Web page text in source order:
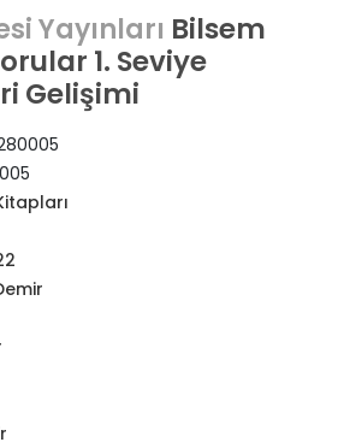
Yayınları Bilsem
1. Seviye
Gelişimi